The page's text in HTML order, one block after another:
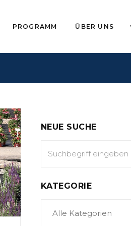
PROGRAMM ÜBER UNS
NEUE SUCHE
KATEGORIE